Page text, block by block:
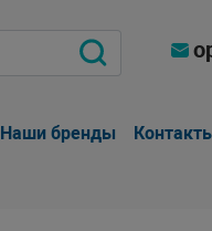
Наши бренды